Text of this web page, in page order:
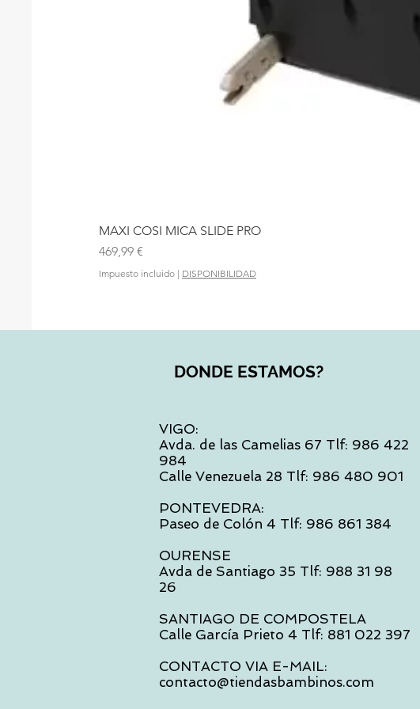
MAXI COSI MICA SLIDE PRO
Precio
469,99 €
Impuesto incluido | DISPONIBILIDAD
DONDE ESTAMOS?
VIGO:
Avda. de las Camelias 67 Tlf: 986 422
984
Calle Venezuela 28 Tlf: 986 480 901
PONTEVEDRA:
Paseo de Colón 4 Tlf: 986 861 384
OURENSE
Avda de Santiago 35 Tlf: 988 31 98
26
SANTIAGO DE COMPOSTELA
Calle García Prieto 4 Tlf: 881 022 397
CONTACTO VIA E-MAIL:
contacto@tiendasbambinos.com